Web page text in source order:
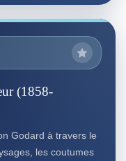
(1858-
Godard à travers le
les coutumes